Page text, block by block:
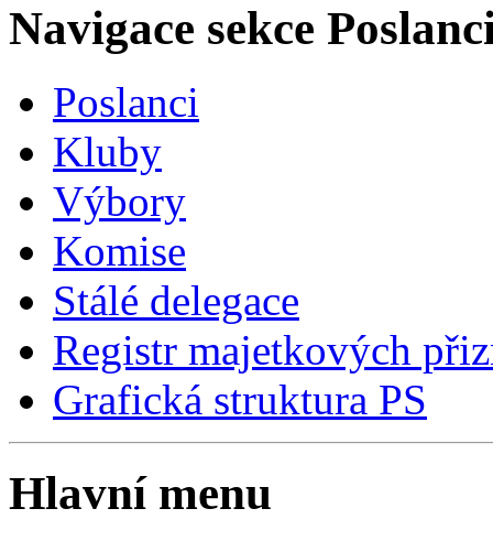
Navigace sekce
Poslanci
Kluby
Výbory
Komise
Stálé delegace
Registr majetkových
Grafická struktura PS
Hlavní menu